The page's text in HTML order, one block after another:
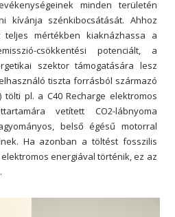
minden területén
kívánja szénkibocsátását. Ahhoz
mértékben kiaknázhassa a
csökkentési potenciált, a
szektor támogatására lesz
tiszta forrásból származó
tölti pl. a C40 Recharge elektromos
vetített CO2-lábnyoma
belső égésű motorral
Ha azonban a töltést fosszilis
energiával történik, ez az